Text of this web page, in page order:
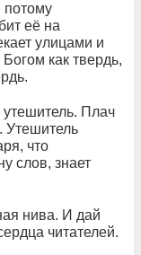
потому
её на
улицами и
как твердь,
Плач
Утешитель
что
слов, знает
нива. И дай
читателей.